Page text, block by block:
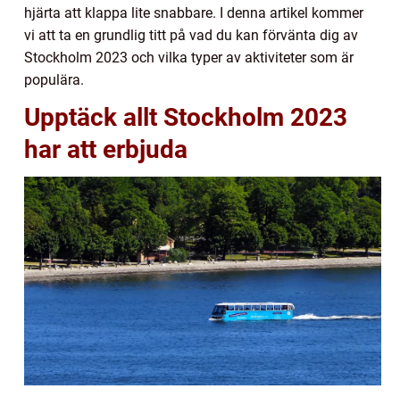
hjärta att klappa lite snabbare. I denna artikel kommer
vi att ta en grundlig titt på vad du kan förvänta dig av
Stockholm 2023 och vilka typer av aktiviteter som är
populära.
Upptäck allt Stockholm 2023
har att erbjuda